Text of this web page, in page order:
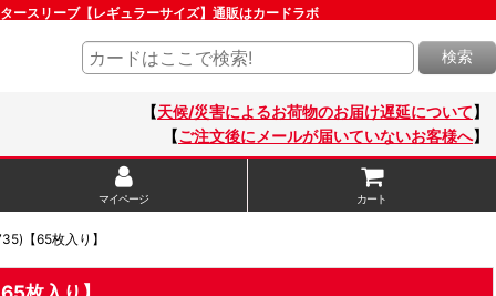
ースリーブ【レギュラーサイズ】通販はカードラボ
検索
【天候/災害によるお荷物のお届け遅延について】
【ご注文後にメールが届いていないお客様へ】
マイページ カート
【65枚入り】